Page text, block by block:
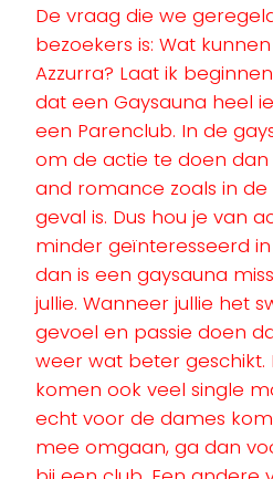
De vraag die we
bezoekers is: Wat
Azzurra? Laat ik
dat een Gaysauna heel
een Parenclub. In de
om de actie te doen
and romance zoals in
geval is. Dus hou je van
minder geïnteresseerd
dan is een gaysauna
jullie. Wanneer jullie het
gevoel en passie doen
weer wat beter geschikt.
komen ook veel single
echt voor de dames
mee omgaan, ga dan